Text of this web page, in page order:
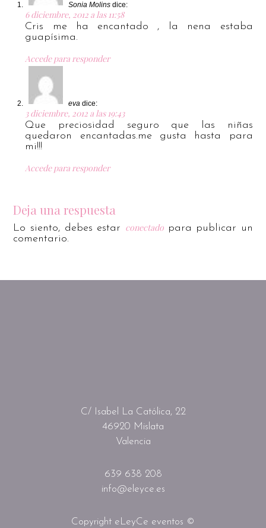
Sonia Molins dice:
6 diciembre, 2012 a las 11:58
Cris me ha encantado , la nena estaba
guapísima.
Accede para responder
eva dice:
3 diciembre, 2012 a las 19:43
Que preciosidad seguro que las niñas
quedaron encantadas.me gusta hasta para
mi!!!
Accede para responder
Deja una respuesta
Lo siento, debes estar conectadopara publicar un
comentario.
C/ Isabel La Católica, 22
46920 Mislata
Valencia
639 638 208
info@eleyce.es
Copyright eLeyCe eventos ©